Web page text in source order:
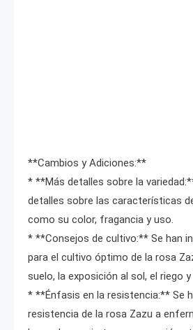
**Cambios y Adiciones:**
* **Más detalles sobre la
detalles sobre las características
como su color, fragancia y uso.
* **Consejos de cultivo:** Se han
para el cultivo óptimo de la rosa
suelo, la exposición al sol, el riego y
* **Énfasis en la resistencia:** Se
resistencia de la rosa Zazu a